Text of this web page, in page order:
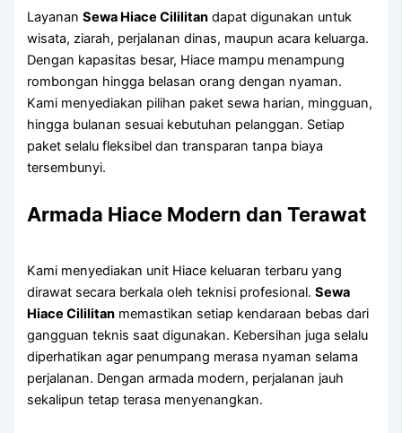
LayananSewa Hiace Cililitan dapat digunakan untuk
wisata, ziarah, perjalanan dinas, maupun acara keluarga.
Dengan kapasitas besar, Hiace mampu menampung
rombongan hingga belasan orang dengan nyaman.
Kami menyediakan pilihan paket sewa harian, mingguan,
hingga bulanan sesuai kebutuhan pelanggan. Setiap
paket selalu fleksibel dan transparan tanpa biaya
tersembunyi.
Armada Hiace Modern dan Terawat
Kami menyediakan unit Hiace keluaran terbaru yang
dirawat secara berkala oleh teknisi profesional.Sewa
Hiace Cililitan memastikan setiap kendaraan bebas dari
gangguan teknis saat digunakan. Kebersihan juga selalu
diperhatikan agar penumpang merasa nyaman selama
perjalanan. Dengan armada modern, perjalanan jauh
sekalipun tetap terasa menyenangkan.